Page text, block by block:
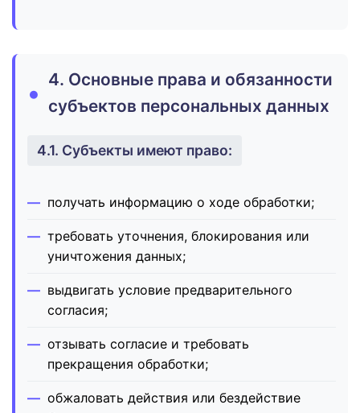
4. Основные права и обязанности
субъектов персональных данных
4.1. Субъекты имеют право:
получать информацию о ходе обработки;
требовать уточнения, блокирования или
уничтожения данных;
выдвигать условие предварительного
согласия;
отзывать согласие и требовать
прекращения обработки;
обжаловать действия или бездействие